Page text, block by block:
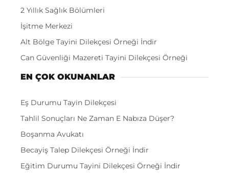
2 Yıllık Sağlık Bölümleri
İşitme Merkezi
Alt Bölge Tayini Dilekçesi Örneği İndir
Can Güvenliği Mazereti Tayini Dilekçesi Örneği
EN ÇOK OKUNANLAR
Eş Durumu Tayin Dilekçesi
Tahlil Sonuçları Ne Zaman E Nabıza Düşer?
Boşanma Avukatı
Becayiş Talep Dilekçesi Örneği İndir
Eğitim Durumu Tayini Dilekçesi Örneği İndir